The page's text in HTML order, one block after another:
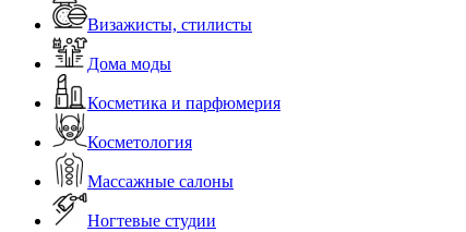
Визажисты, стилисты
Дома моды
Косметика и парфюмерия
Косметология
Массажные салоны
Ногтевые студии